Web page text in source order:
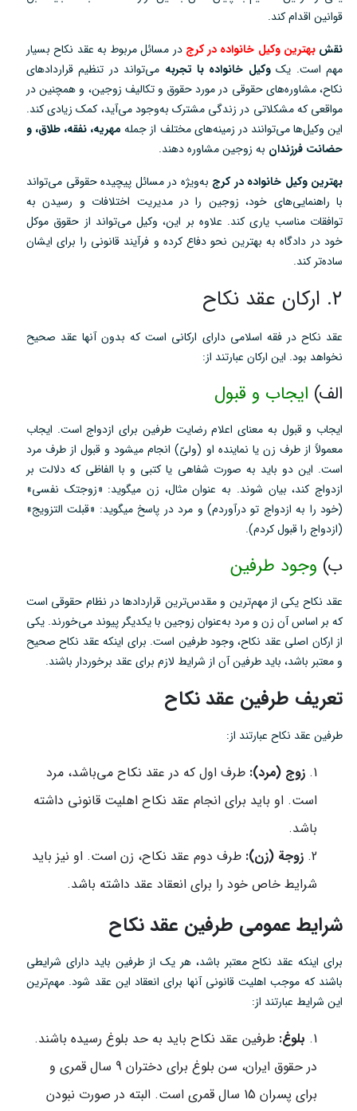
قوانین اقدام کند.
نقشبهترین وکیل خانواده در کرج در مسائل مربوط به عقد نکاح بسیار
مهم است. یکوکیل خانواده با تجربه می‌تواند در تنظیم قراردادهای
نکاح، مشاوره‌های حقوقی در مورد حقوق و تکالیف زوجین، و همچنین در
مواقعی که مشکلاتی در زندگی مشترک به‌وجود می‌آید، کمک زیادی کند.
این وکیل‌ها می‌توانند در زمینه‌های مختلف از جمله مهریه، نفقه، طلاق، و
حضانت فرزندان به زوجین مشاوره دهند.
بهترین وکیل خانواده در کرج به‌ویژه در مسائل پیچیده حقوقی می‌تواند
با راهنمایی‌های خود، زوجین را در مدیریت اختلافات و رسیدن به
توافقات مناسب یاری کند. علاوه بر این، وکیل می‌تواند از حقوق موکل
خود در دادگاه به بهترین نحو دفاع کرده و فرآیند قانونی را برای ایشان
ساده‌تر کند.
۲. ارکان عقد نکاح
عقد نکاح در فقه اسلامی دارای ارکانی است که بدون آنها عقد صحیح
نخواهد بود. این ارکان عبارتند از:
الف) ایجاب و قبول
ایجاب و قبول به معنای اعلام رضایت طرفین برای ازدواج است. ایجاب
معمولاً از طرف زن یا نماینده او (ولیّ) انجام میشود و قبول از طرف مرد
است. این دو باید به صورت شفاهی یا کتبی و با الفاظی که دلالت بر
ازدواج کند، بیان شوند. به عنوان مثال، زن میگوید: «زوجتک نفسی»
(خود را به ازدواج تو درآوردم) و مرد در پاسخ میگوید: «قبلت التزویج»
(ازدواج را قبول کردم).
ب) وجود طرفین
عقد نکاح یکی از مهم‌ترین و مقدس‌ترین قراردادها در نظام حقوقی است
که بر اساس آن زن و مرد به‌عنوان زوجین با یکدیگر پیوند می‌خورند. یکی
از ارکان اصلی عقد نکاح، وجود طرفین است. برای اینکه عقد نکاح صحیح
و معتبر باشد، باید طرفین آن از شرایط لازم برای عقد برخوردار باشند.
تعریف طرفین عقد نکاح
طرفین عقد نکاح عبارتند از:
زوج (مرد): طرف اول که در عقد نکاح می‌باشد، مرد
است. او باید برای انجام عقد نکاح اهلیت قانونی داشته
باشد.
زوجة (زن): طرف دوم عقد نکاح، زن است. او نیز باید
شرایط خاص خود را برای انعقاد عقد داشته باشد.
شرایط عمومی طرفین عقد نکاح
برای اینکه عقد نکاح معتبر باشد، هر یک از طرفین باید دارای شرایطی
باشند که موجب اهلیت قانونی آنها برای انعقاد این عقد شود. مهم‌ترین
این شرایط عبارتند از:
بلوغ: طرفین عقد نکاح باید به حد بلوغ رسیده باشند.
در حقوق ایران، سن بلوغ برای دختران 9 سال قمری و
برای پسران 15 سال قمری است. البته در صورت نبودن